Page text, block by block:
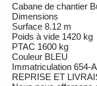
Cabane de chantier
Dimensions
Surface 8.12 m
Poids à vide 1420 kg
PTAC 1600 kg
Couleur BLEU
Immatriculation 654-
REPRISE ET